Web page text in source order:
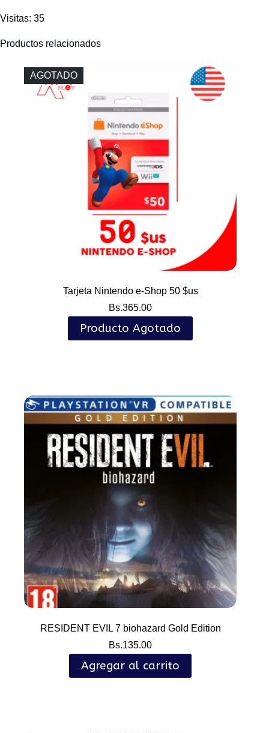
Visitas: 35
Productos relacionados
AGOTADO
Tarjeta Nintendo e-Shop 50 $us
Bs.365.00
Producto Agotado
RESIDENT EVIL 7 biohazard Gold Edition
Bs.135.00
Agregar al carrito